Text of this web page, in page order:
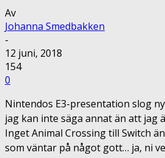
Av
Johanna Smedbakken
-
12 juni, 2018
154
0
Nintendos E3-presentation slog
jag kan inte säga annat än att jag
Inget Animal Crossing till Switch
som väntar på något gott… ja, ni